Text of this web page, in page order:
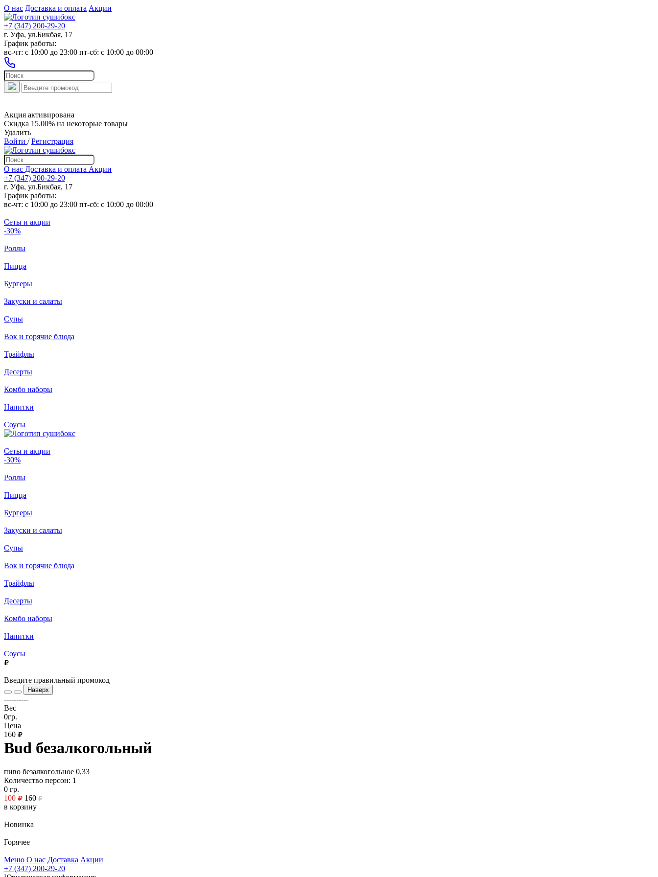
О нас Доставка и оплата Акции
+7 (347) 200-29-20
г. Уфа, ул.Бикбая, 17
График работы:
вс-чт: c 10:00 до 23:00 пт-сб: c 10:00 до 00:00
Акция активирована
Скидка 15.00% на некоторые товары
Удалить
Войти /Регистрация
О нас Доставка и оплата Акции
+7 (347) 200-29-20
г. Уфа, ул.Бикбая, 17
График работы:
вс-чт: c 10:00 до 23:00 пт-сб: c 10:00 до 00:00
Сеты и акции
-30%
Роллы
Пицца
Бургеры
Закуски и салаты
Супы
Вок и горячие блюда
Трайфлы
Десерты
Комбо наборы
Напитки
Соусы
Сеты и акции
-30%
Роллы
Пицца
Бургеры
Закуски и салаты
Супы
Вок и горячие блюда
Трайфлы
Десерты
Комбо наборы
Напитки
Соусы
Введите правильный промокод
Наверх
----------
Вес
0гр.
Цена
160
Bud безалкогольный
пиво безалкогольное 0,33
Количество персон: 1
0 гр.
100
160
в корзину
Новинка
Горячее
Меню О нас Доставка Акции
+7 (347) 200-29-20